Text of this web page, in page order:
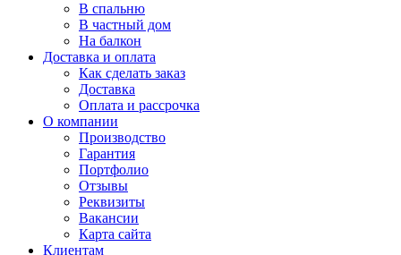
В спальню
В частный дом
На балкон
Доставка и оплата
Как сделать заказ
Доставка
Оплата и рассрочка
О компании
Производство
Гарантия
Портфолио
Отзывы
Реквизиты
Вакансии
Карта сайта
Клиентам